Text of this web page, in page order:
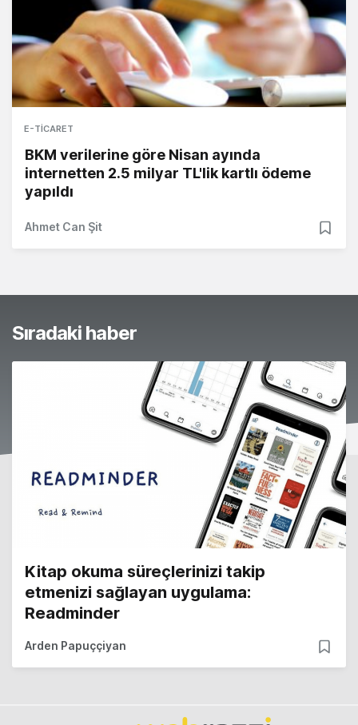
E-TICARET
BKM verilerine göre Nisan ayında
internetten 2.5 milyar TL'lik kartlı ödeme
yapıldı
Ahmet Can Şit
Sıradaki haber
Kitap okuma süreçlerinizi takip
etmenizi sağlayan uygulama:
Readminder
Arden Papuççiyan